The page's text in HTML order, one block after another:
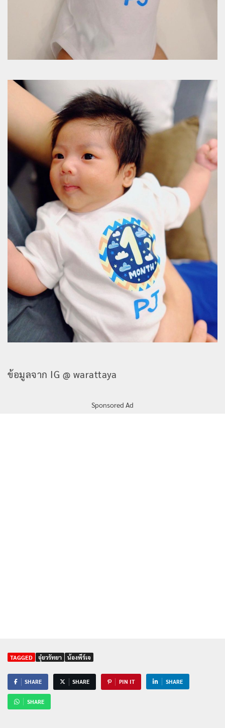
ข้อมูลจาก IG @ warattaya
Sponsored Ad
TAGGED จุ๋ยวรัทยา น้องพีร์เจ
SHARE SHARE PIN IT SHARE
SHARE